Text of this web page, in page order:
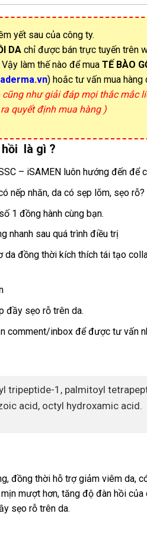
yết sau của công ty.
DA chỉ được bán trực tuyến trên
làm thế nào để mua TẾ BÀO
) hoắc tư vấn mua hàng
như giải đáp mọi thắc mắc
quyết định mua hàng )
hồi là gì ?
– iSAMEN luôn hướng đến
nếp nhăn, da có sẹp lõm, sẹo rỗ?
1 đồng hành cùng bạn.
nhanh sau quá trình điều trị
đồng thời kích thích tái tạo
đầy sẹo rỗ trên da.
comment/inbox để được tư vấn
tripeptide-1, palmitoyl
acid, octyl hydroxamic acid.
đồng thời hỗ trợ giảm viêm da,
mượt hơn, tăng độ đàn hồi của
sẹo rỗ trên da.